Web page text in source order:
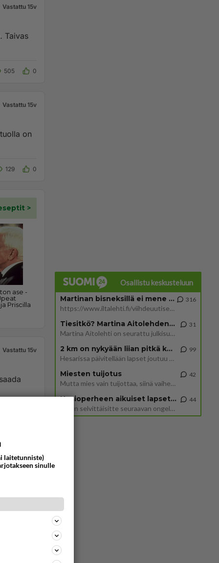
Vastattu 15v
Taivas
505 0
Vastattu 15v
on
129 0
Vastattu 15v
Osallistu keskusteluun
Martinan bisneksillä ei mene hyvin
https://www.iltalehti.fi/viihdeuutiset/a/c46da6ab-340f-4790-aaa7-0865eed2336 Yrityksen konkurssihakemus on tullut kärä
316
Tiesitkö? Martina Aitolehden isäpuoli on tämä suosittu laulaja
Martina Aitolehti on seurattu julkisuuden henkilö. Lähipiiriin mahtuu muitakin tunnettuja henkilöitä. Tiesitkö, että Ma
31
2 km on nykyään liian pitkä koulumatka
Hesarissa päivitellään lapset joutuu nyt kulkemaan 2 km kouluun jösses. Ruostefillarilla tuo matka menee vaikka miten äk
99
Miesten tuijotus
Mutta mies vain tuijottaa, siinä vaiheessa käännän itse pään pois. Mikä juttu? Yleensä jos joku tuijottaa tai katsoo, hä
42
Uusioperheen aikuiset lapset tyhjentää jääkaapin käydessään
Miten selvittäisitte seuraavan ongelman, meillä on uusioperhe, minulla teini-ikäiset lapset ja puolisolla aikuiset, jotk
44
laitetunniste)
sinulle